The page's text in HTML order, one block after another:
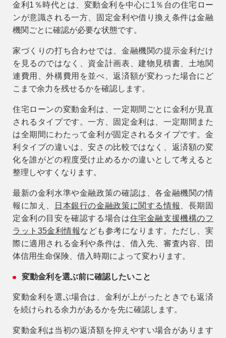
金利1％時代とは、変動金利を中心に1％台の住宅ロー
ンが意識される一方、固定金利や借り換え条件は金融
機関ごとに確認が必要な状態です。
家づくりの打ち合わせでは、金融機関の提示金利だけ
を見るのではなく、資金計画表、建物見積書、土地関
連費用、外構費用を並べ、返済額が変わった場合にど
こまで余力を残せるかを確認します。
住宅ローンの変動金利は、一定期間ごとに金利が見直
されるタイプです。一方、固定金利は、一定期間また
は全期間にわたって金利が固定されるタイプです。金
利タイプの違いは、安さの比較ではなく、返済額の変
化を誰がどの程度受け止めるかの違いとして考えると
整理しやすくなります。
最新の金利水準や金融政策の確認は、各金融機関の情
報に加え、
日本銀行の金融政策に関する情報
、長期固
定金利の目安を確認する場合は住宅金融支援機構のフ
ラット35金利情報なども参考になります。ただし、実
際に適用される金利や条件は、借入先、審査内容、団
体信用生命保険、借入時期によって変わります。
変動金利を選ぶ前に確認したいこと
変動金利を選ぶ場合は、金利が上がったときでも返済
を続けられる余力があるかを先に確認します。
変動金利は当初の返済額を抑えやすい場合があります